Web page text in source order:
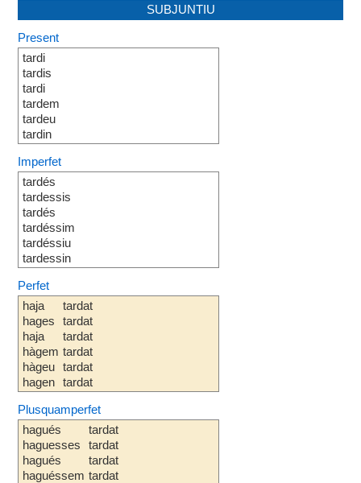
SUBJUNTIU
Present
tardi
tardis
tardi
tardem
tardeu
tardin
Imperfet
tardés
tardessis
tardés
tardéssim
tardéssiu
tardessin
Perfet
haja
hages
haja
hàgem
hàgeu
hagen
tardat
tardat
tardat
tardat
tardat
tardat
Plusquamperfet
hagués
haguesses
hagués
haguéssem
tardat
tardat
tardat
tardat